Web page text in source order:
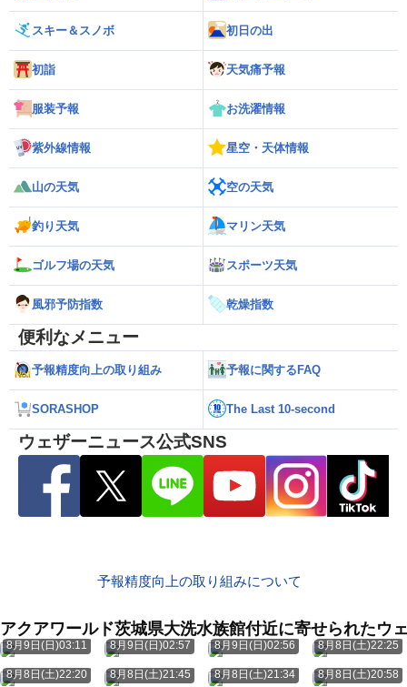
スキー＆スノボ 初日の出
初詣 天気痛予報
服装予報 お洗濯情報
紫外線情報 星空・天体情報
山の天気 空の天気
釣り天気 マリン天気
ゴルフ場の天気 スポーツ天気
風邪予防指数 乾燥指数
便利なメニュー
予報精度向上の取り組み 予報に関するFAQ
SORASHOP The Last 10-second
ウェザーニュース公式SNS
予報精度向上の取り組みについて
アクアワールド茨城県大洗水族館付近に寄せられたウ
8月9日(日)03:11 8月9日(日)02:57 8月9日(日)02:56 8月8日(土)22:25
8月8日(土)22:20 8月8日(土)21:45 8月8日(土)21:34 8月8日(土)20:58